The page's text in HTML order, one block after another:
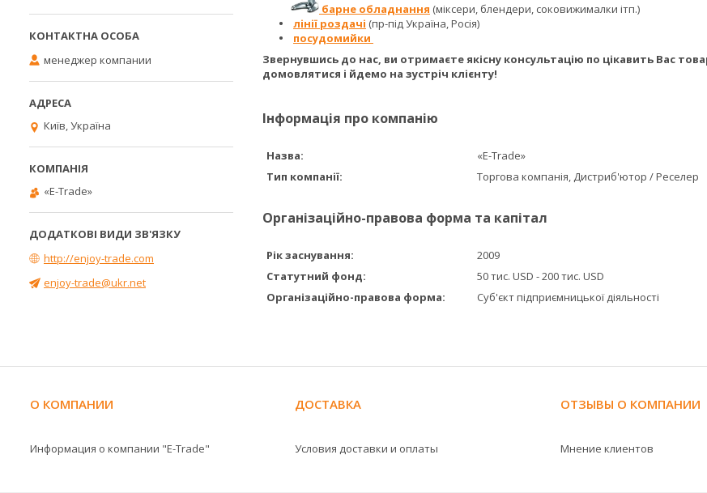
барне обладнання (міксери, блендери, соковижималки ітп.)
лінії роздачі (пр-під Україна, Росія)
посудомийки
Звернувшись до нас, ви отримаєте якісну консультацію по цікавить Вас
домовлятися і йдемо на зустріч клієнту!
Інформація про компанію
Назва:
«E-Trade»
Тип компанії:
Торгова компанія, Дистриб'ютор / Реселер
Організаційно-правова форма та капітал
Рік заснування:
2009
Статутний фонд:
50 тис. USD - 200 тис. USD
Організаційно-правова форма:
Суб'єкт підприємницької діяльності
менеджер компании
Київ, Україна
«E-Trade»
http://enjoy-trade.com
enjoy-trade@ukr.net
О КОМПАНИИ
Информация о компании "E-Trade"
ДОСТАВКА
Условия доставки и оплаты
ОТЗЫВЫ О КОМПАНИИ
Мнение клиентов